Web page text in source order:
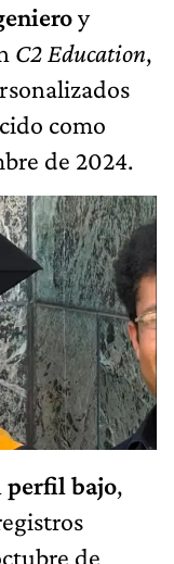
y
C2 Education,
como
de 2024.
perfil bajo,
de